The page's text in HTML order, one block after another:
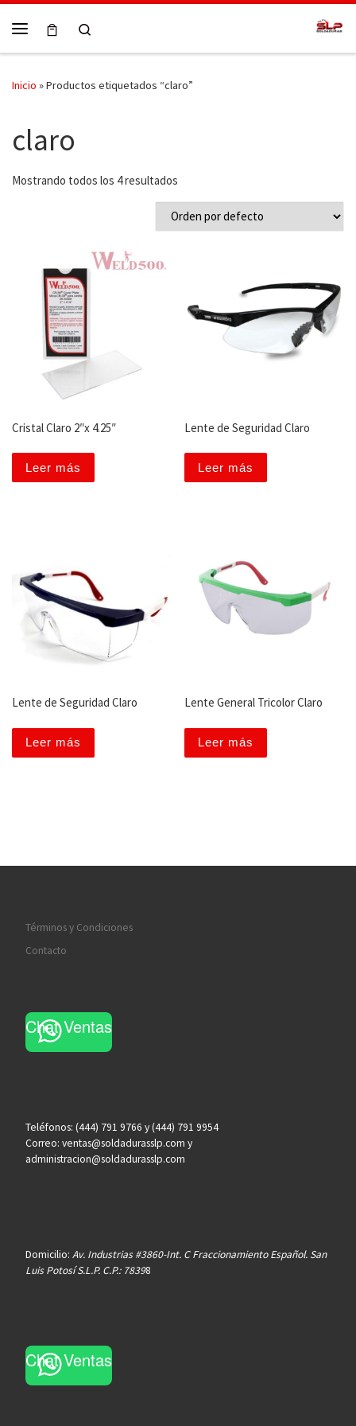
Skip to content
Inicio »Productos etiquetados “claro”
claro
Mostrando todos los 4 resultados
Cristal Claro 2″x 4.25″
Leer más
Lente de Seguridad Claro
Leer más
Lente de Seguridad Claro
Leer más
Lente General Tricolor Claro
Leer más
Términos y Condiciones
Contacto
Chat Ventas
Teléfonos: (444) 791 9766 y (444) 791 9954
Correo: ventas@soldadurasslp.com y
administracion@soldadurasslp.com
Domicilio: Av. Industrias #3860-Int. C Fraccionamiento Español. San
Luis Potosí S.L.P. C.P.: 78398
Chat Ventas